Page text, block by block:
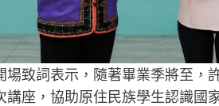
場致詞表示，隨著畢業季將至，
講座，協助原住民族學生認識國